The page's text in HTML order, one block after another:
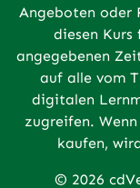
Angeboten oder
diesen Kurs
angegebenen
auf alle vom
digitalen
zugreifen.
kaufen,
© 2026